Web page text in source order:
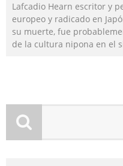
Lafcadio Hearn escritor y
europeo y radicado en
su muerte, fue
de la cultura nipona en el